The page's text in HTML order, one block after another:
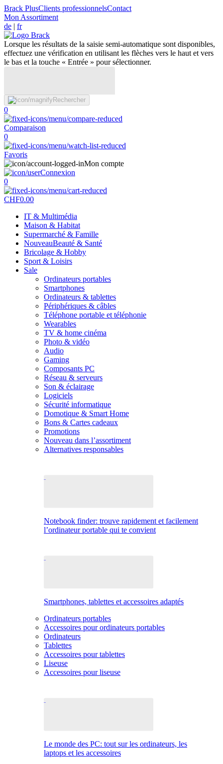
Brack PlusClients professionnelsContact
Mon Assortiment
de | fr
Lorsque les résultats de la saisie semi-automatique sont disponibles,
effectuez une vérification en utilisant les flèches vers le haut et vers
le bas et la touche « Entrée » pour sélectionner.
Rechercher
0
Comparaison
0
Favoris
Mon compte
Connexion
0
CHF0.00
IT & Multimédia
Maison & Habitat
Supermarché & Famille
NouveauBeauté & Santé
Bricolage & Hobby
Sport & Loisirs
Sale
Ordinateurs portables
Smartphones
Ordinateurs & tablettes
Périphériques & câbles
Téléphone portable et téléphonie
Wearables
TV & home cinéma
Photo & vidéo
Audio
Gaming
Composants PC
Réseau & serveurs
Son & éclairage
Logiciels
Sécurité informatique
Domotique & Smart Home
Bons & Cartes cadeaux
Promotions
Nouveau dans l’assortiment
Alternatives responsables
Notebook finder: trouve rapidement et facilement
l’ordinateur portable qui te convient
Smartphones, tablettes et accessoires adaptés
Ordinateurs portables
Accessoires pour ordinateurs portables
Ordinateurs
Tablettes
Accessoires pour tablettes
Liseuse
Accessoires pour liseuse
Le monde des PC: tout sur les ordinateurs, les
laptops et les accessoires